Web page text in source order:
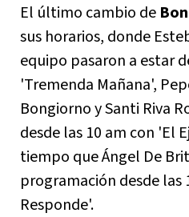
El último cambio de
sus horarios, donde
equipo pasaron a estar
'Tremenda Mañana',
Bongiorno y Santi Riva
desde las 10 am con 'El
tiempo que Ángel De
programación desde las
Responde'.